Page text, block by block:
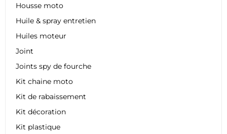
Housse moto
Huile & spray entretien
Huiles moteur
Joint
Joints spy de fourche
Kit chaine moto
Kit de rabaissement
Kit décoration
Kit plastique